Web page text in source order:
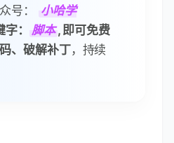
号：
小哈学
： 脚本, 即可免费
、破解补丁，持续